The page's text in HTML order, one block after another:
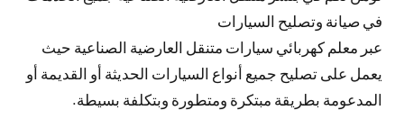
في صيانة وتصليح السيارات
عبر معلم كهربائي سيارات متنقل العارضية الصناعية حيث
يعمل على تصليح جميع أنواع السيارات الحديثة أو القديمة أو
المدعومة بطريقة مبتكرة ومتطورة وبتكلفة بسيطة.